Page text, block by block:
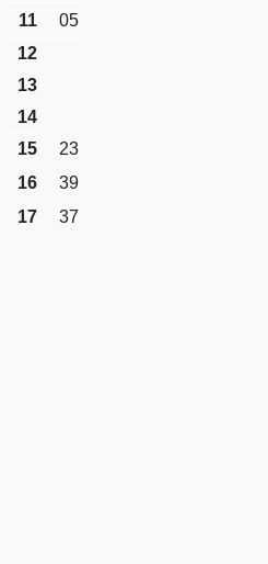
11
05
12
13
14
15
23
16
39
17
37